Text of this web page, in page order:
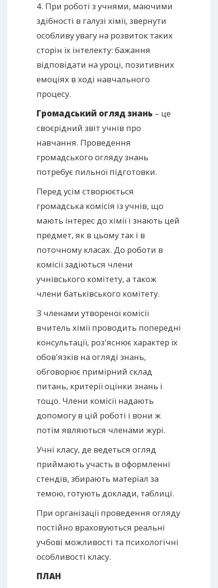
4. При роботі з учнями, маючими
здібності в галузі хімії, звернути
особливу увагу на розвиток таких
сторін їх інтелекту: бажання
відповідати на уроці, позитивних
емоціях в ході навчального
процесу.
Громадський огляд знань – це
своєрідний звіт учнів про
навчання. Проведення
громадського огляду знань
потребує пильної підготовки.
Перед усім створюється
громадська комісія із учнів, що
мають інтерес до хімії і знають цей
предмет, як в цьому так і в
поточному класах. До роботи в
комісії задіються члени
учнівського комітету, а також
члени батьківського комітету.
З членами утвореної комісії
вчитель хімії проводить попередні
консультації, роз'яснює характер їх
обов'язків на огляді знань,
обговорює примірний склад
питань, критерії оцінки знань і
тощо. Члени комісії надають
допомогу в цій роботі і вони ж
потім являються членами журі.
Учні класу, де ведеться огляд
приймають участь в оформленні
стендів, збирають матеріал за
темою, готують доклади, таблиці.
При організації проведення огляду
постійно враховуються реальні
учбові можливості та психологічні
особливості класу.
ПЛАН